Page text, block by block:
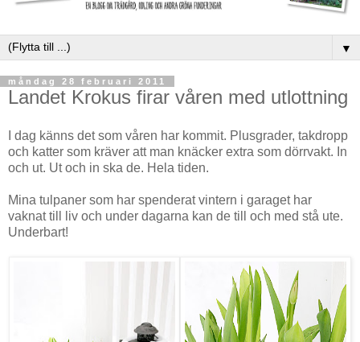
▼
måndag 28 februari 2011
Landet Krokus firar våren med utlottning
I dag känns det som våren har kommit. Plusgrader, takdropp
och katter som kräver att man knäcker extra som dörrvakt. In
och ut. Ut och in ska de. Hela tiden.
Mina tulpaner som har spenderat vintern i garaget har
vaknat till liv och under dagarna kan de till och med stå ute.
Underbart!